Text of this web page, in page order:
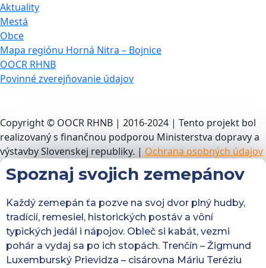
Aktuality
Mestá
Obce
Mapa regiónu Horná Nitra – Bojnice
OOCR RHNB
Povinné zverejňovanie údajov
Copyright © OOCR RHNB | 2016-2024 | Tento projekt bol
realizovaný s finančnou podporou Ministerstva dopravy a
výstavby Slovenskej republiky. | Ochrana osobných údajov
Spoznaj svojich zemepánov
Každý zemepán ťa pozve na svoj dvor plný hudby,
tradícií, remesiel, historických postáv a vôní
typických jedál i nápojov. Obleč si kabát, vezmi
pohár a vydaj sa po ich stopách. Trenčín – Žigmund
Luxemburský Prievidza – cisárovna Máriu Teréziu